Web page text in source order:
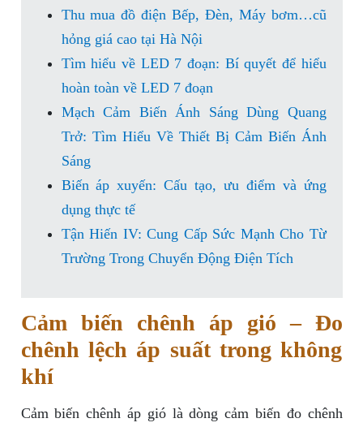
Thu mua đồ điện Bếp, Đèn, Máy bơm…cũ
hỏng giá cao tại Hà Nội
Tìm hiểu về LED 7 đoạn: Bí quyết để hiểu
hoàn toàn về LED 7 đoạn
Mạch Cảm Biến Ánh Sáng Dùng Quang
Trở: Tìm Hiểu Về Thiết Bị Cảm Biến Ánh
Sáng
Biến áp xuyến: Cấu tạo, ưu điểm và ứng
dụng thực tế
Tận Hiến IV: Cung Cấp Sức Mạnh Cho Từ
Trường Trong Chuyển Động Điện Tích
Cảm biến chênh áp gió – Đo
chênh lệch áp suất trong không
khí
Cảm biến chênh áp gió là dòng cảm biến đo chênh